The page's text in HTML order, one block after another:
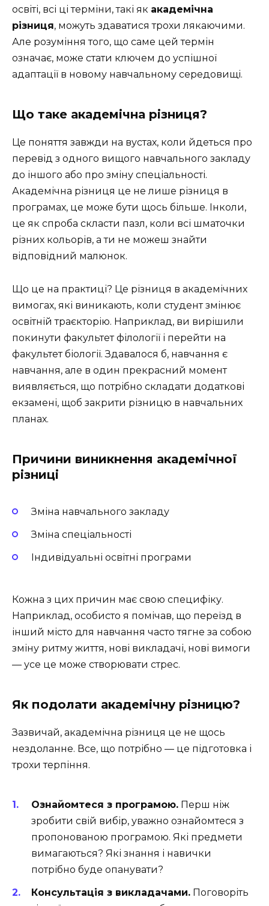
освіті, всі ці терміни, такі як академічна
різниця, можуть здаватися трохи лякаючими.
Але розуміння того, що саме цей термін
означає, може стати ключем до успішної
адаптації в новому навчальному середовищі.
Що таке академічна різниця?
Це поняття завжди на вустах, коли йдеться про
перевід з одного вищого навчального закладу
до іншого або про зміну спеціальності.
Академічна різниця це не лише різниця в
програмах, це може бути щось більше. Інколи,
це як спроба скласти пазл, коли всі шматочки
різних кольорів, а ти не можеш знайти
відповідний малюнок.
Що це на практиці? Це різниця в академічних
вимогах, які виникають, коли студент змінює
освітній траєкторію. Наприклад, ви вирішили
покинути факультет філології і перейти на
факультет біології. Здавалося б, навчання є
навчання, але в один прекрасний момент
виявляється, що потрібно складати додаткові
екзамені, щоб закрити різницю в навчальних
планах.
Причини виникнення академічної
різниці
Зміна навчального закладу
Зміна спеціальності
Індивідуальні освітні програми
Кожна з цих причин має свою специфіку.
Наприклад, особисто я помічав, що переїзд в
інший місто для навчання часто тягне за собою
зміну ритму життя, нові викладачі, нові вимоги
— усе це може створювати стрес.
Як подолати академічну різницю?
Зазвичай, академічна різниця це не щось
нездоланне. Все, що потрібно — це підготовка і
трохи терпіння.
Ознайомтеся з програмою. Перш ніж
зробити свій вибір, уважно ознайомтеся з
пропонованою програмою. Які предмети
вимагаються? Які знання і навички
потрібно буде опанувати?
Консультація з викладачами. Поговоріть